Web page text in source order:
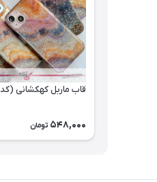
قاب ماربل کهکشانی (کدC2281)
548,000 تومان